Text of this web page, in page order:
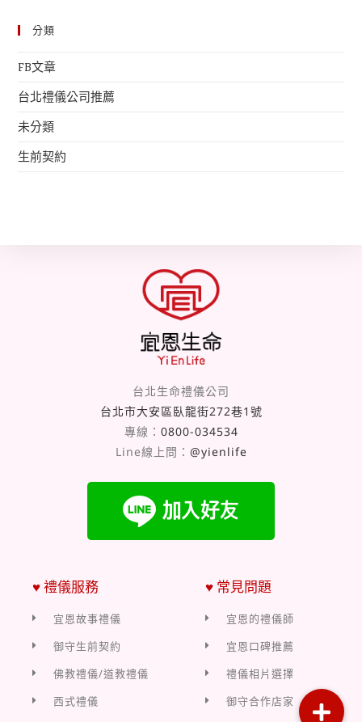
分類
FB文章
台北禮儀公司推薦
未分類
生前契約
台北生命禮儀公司
台北市大安區臥龍街272巷1號
專線： 0800-034534
Line線上問： @yienlife
♥ 禮儀服務
宜恩故事禮儀
御守生前契約
佛教禮儀/道教禮儀
西式禮儀
♥ 常見問題
宜恩的禮儀師
宜恩口碑推薦
禮儀相片選擇
御守合作店家